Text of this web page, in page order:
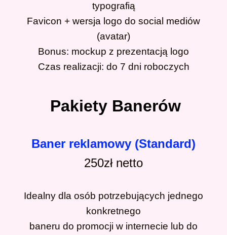
typografią
Favicon + wersja logo do social mediów
(avatar)
Bonus: mockup z prezentacją logo
Czas realizacji: do 7 dni roboczych
Pakiety Banerów
Baner reklamowy (Standard)
250zł netto
Idealny dla osób potrzebujących jednego
konkretnego
baneru do promocji w internecie lub do